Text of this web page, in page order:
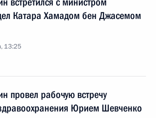
Катара Хамадом бен Джасемом
13:25
провел рабочую встречу
Юрием Шевченко